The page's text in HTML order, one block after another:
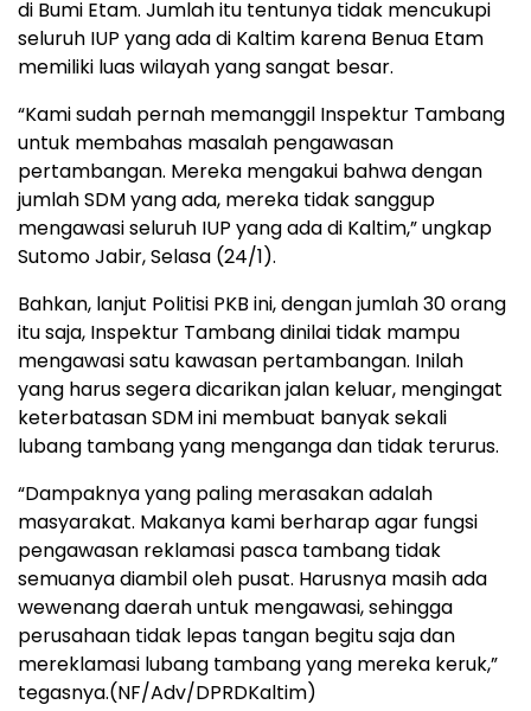
di Bumi Etam. Jumlah itu tentunya tidak mencukupi
seluruh IUP yang ada di Kaltim karena Benua Etam
memiliki luas wilayah yang sangat besar.
“Kami sudah pernah memanggil Inspektur Tambang
untuk membahas masalah pengawasan
pertambangan. Mereka mengakui bahwa dengan
jumlah SDM yang ada, mereka tidak sanggup
mengawasi seluruh IUP yang ada di Kaltim,” ungkap
Sutomo Jabir, Selasa (24/1).
Bahkan, lanjut Politisi PKB ini, dengan jumlah 30 orang
itu saja, Inspektur Tambang dinilai tidak mampu
mengawasi satu kawasan pertambangan. Inilah
yang harus segera dicarikan jalan keluar, mengingat
keterbatasan SDM ini membuat banyak sekali
lubang tambang yang menganga dan tidak terurus.
“Dampaknya yang paling merasakan adalah
masyarakat. Makanya kami berharap agar fungsi
pengawasan reklamasi pasca tambang tidak
semuanya diambil oleh pusat. Harusnya masih ada
wewenang daerah untuk mengawasi, sehingga
perusahaan tidak lepas tangan begitu saja dan
mereklamasi lubang tambang yang mereka keruk,”
tegasnya.(NF/Adv/DPRDKaltim)